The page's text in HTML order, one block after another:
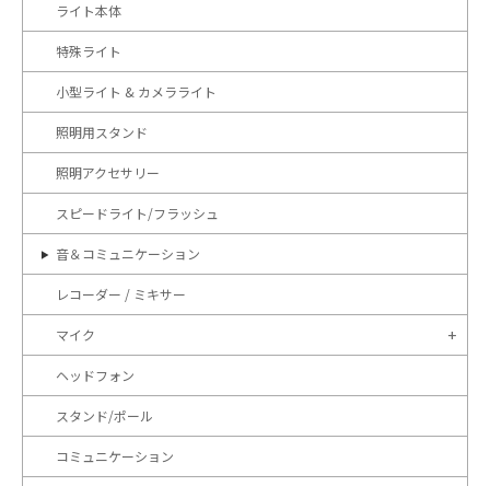
ライト本体
特殊ライト
小型ライト & カメラライト
照明用スタンド
照明アクセサリー
スピードライト/フラッシュ
音＆コミュニケーション
レコーダー / ミキサー
マイク
ヘッドフォン
スタンド/ポール
コミュニケーション